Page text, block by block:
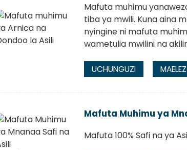
Mafuta muhimu
tiba ya mwili. Kuna aina
nyingine ni mafuta
wametulia mwilini na
UCHUNGUZI
Mafuta Muhimu ya
Mafuta 100% Safi na ya